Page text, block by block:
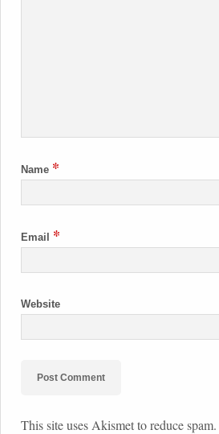
Name *
Email *
Website
This site uses Akismet to reduce spam.